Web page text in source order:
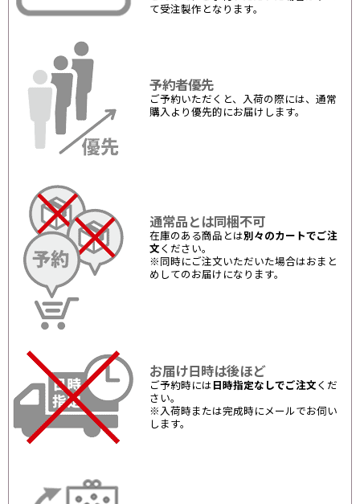
て受注製作となります。
予約者優先
ご予約いただくと、入荷の際には、通常
購入より優先的にお届けします。
通常品とは同梱不可
在庫のある商品とは別々のカートでご注
文 ください。
※同時にご注文いただいた場合はおまと
めしてのお届けになります。
お届け日時は後ほど
ご予約時には 日時指定なしでご注文 くだ
さい。
※入荷時または完成時にメールでお伺い
します。